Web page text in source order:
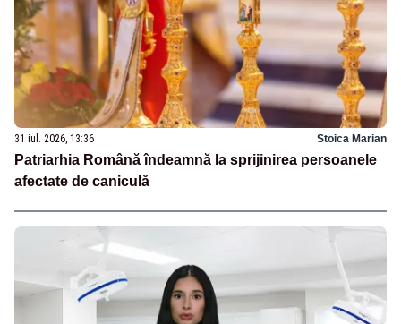
31 iul. 2026, 13:36 Stoica Marian
Patriarhia Română îndeamnă la sprijinirea persoanele
afectate de caniculă